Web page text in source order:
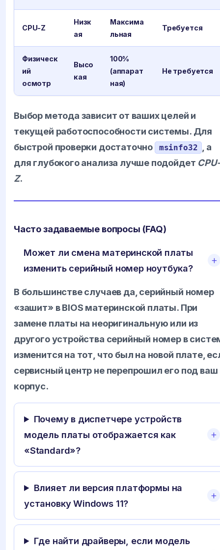
CPU-Z
Низк
ая
Максима
льная
Требуется
Физическ
ий
осмотр
Высо
кая
100%
(аппарат
ная)
Не требуется
Выбор метода зависит от ваших целей и
текущей работоспособности системы. Для
быстрой проверки достаточно
msinfo32
, а
для глубокого анализа лучше подойдет
Z.
Часто задаваемые вопросы (FAQ)
Может ли смена материнской платы
изменить серийный номер ноутбука?
В большинстве случаев да, серийный номер
«зашит» в BIOS материнской платы. При
замене платы на неоригинальную или из
другого устройства серийный номер в
изменится на тот, что был на новой плате,
сервисный центр не перепрошил его под ваш
корпус.
Почему в диспетчере устройств
модель платы отображается как
«Standard»?
Влияет ли версия платформы на
установку Windows 11?
Где найти драйверы, если модель